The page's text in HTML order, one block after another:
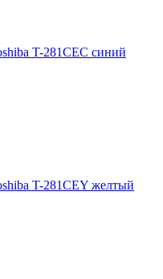
T-281CEC синий
T-281CEY желтый